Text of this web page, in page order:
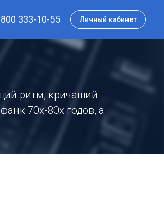
333-10-55 Личный кабинет
ритм, кричащий
70х-80х годов, а